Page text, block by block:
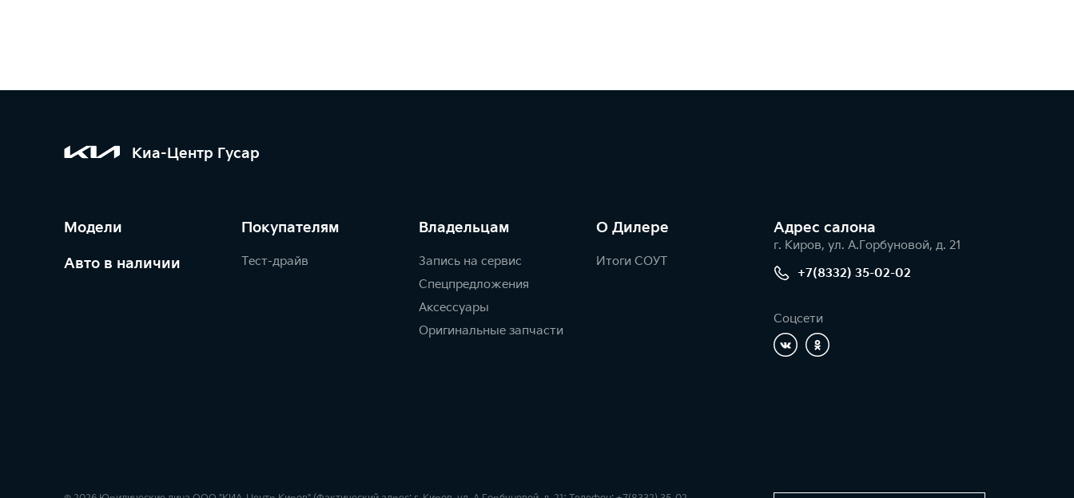
Киа-Центр Гусар
Модели
Авто в наличии
Покупателям
Тест-драйв
Владельцам
Запись на сервис
Спецпредложения
Аксессуары
Оригинальные запчасти
О Дилере
Итоги СОУТ
Адрес салонa
г. Киров, ул. А.Горбуновой, д. 21
+7(8332) 35-02-02
Соцсети